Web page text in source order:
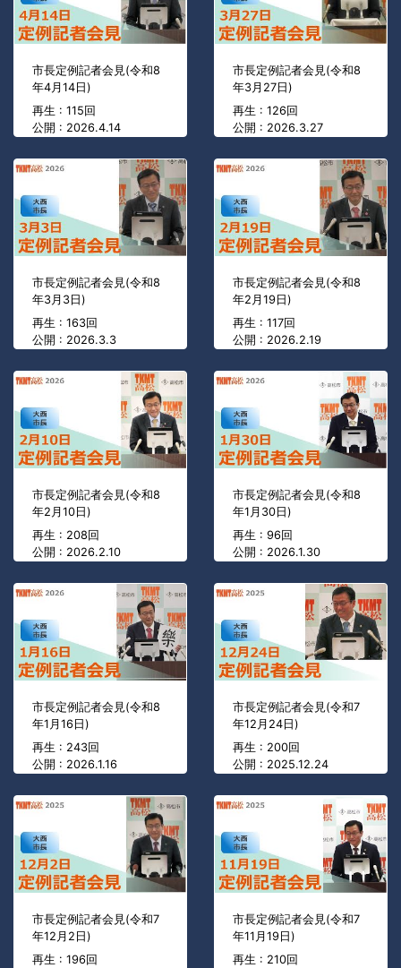
市長定例記者会見(令和8
年4月14日)
再生 : 115回
公開 : 2026.4.14
市長定例記者会見(令和8
年3月27日)
再生 : 126回
公開 : 2026.3.27
市長定例記者会見(令和8
年3月3日)
再生 : 163回
公開 : 2026.3.3
市長定例記者会見(令和8
年2月19日)
再生 : 117回
公開 : 2026.2.19
市長定例記者会見(令和8
年2月10日)
再生 : 208回
公開 : 2026.2.10
市長定例記者会見(令和8
年1月30日)
再生 : 96回
公開 : 2026.1.30
市長定例記者会見(令和8
年1月16日)
再生 : 243回
公開 : 2026.1.16
市長定例記者会見(令和7
年12月24日)
再生 : 200回
公開 : 2025.12.24
市長定例記者会見(令和7
年12月2日)
再生 : 196回
市長定例記者会見(令和7
年11月19日)
再生 : 210回